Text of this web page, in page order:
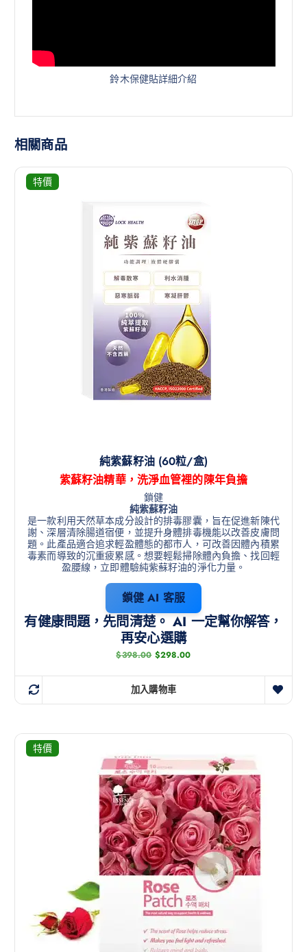
鈴木保健貼詳細介紹
相關商品
特價
純紫蘇籽油 (60粒/盒)
紫蘇籽油精華，洗淨血管裡的陳年負擔
鎖健
純紫蘇籽油
是一款利用天然草本成分設計的排毒膠囊，旨在促進新陳代
謝、深層清除腸道宿便，並提升身體排毒機能以改善皮膚問
題。此產品適合追求輕盈體態的都市人，可改善因體內積累
毒素而導致的沉重疲累感。想要輕鬆掃除體內負擔、找回輕
盈腰線，立即體驗純紫蘇籽油的淨化力量。
鎖健 AI 客服
有健康問題，先問清楚。 AI 一定幫你解答，
再安心選購
$398.00 $298.00
加入購物車
特價